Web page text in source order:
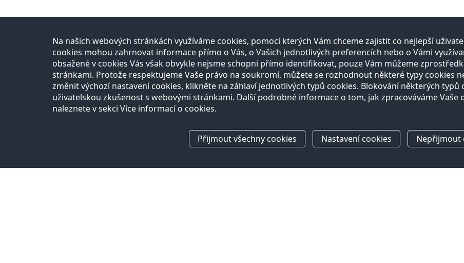
Na našich webových stránkách využíváme cookies, pomocí kterých Vám chceme zajistit co nejlepší
cookies mohou zahrnovat informace přímo o Vás, o Vašich jednotlivých preferencích nebo o Vámi
obsažené v cookies Vás však obvykle nejsme schopni přímo identifikovat, pouze Vám můžeme
stránkami. Protože respektujeme Vaše právo na soukromí, můžete se rozhodnout některé typy cookies
změnit výchozí nastavení cookies, klikněte na záhlaví jednotlivých typů cookies. Blokování některých typů
uživatelskou zkušenost s webovými stránkami. Další podrobné informace o tom, jak zpracováváme
naleznete v sekci Více informací o cookies.
Přijmout všechny cookies Nastavení cookies Nepřijmout